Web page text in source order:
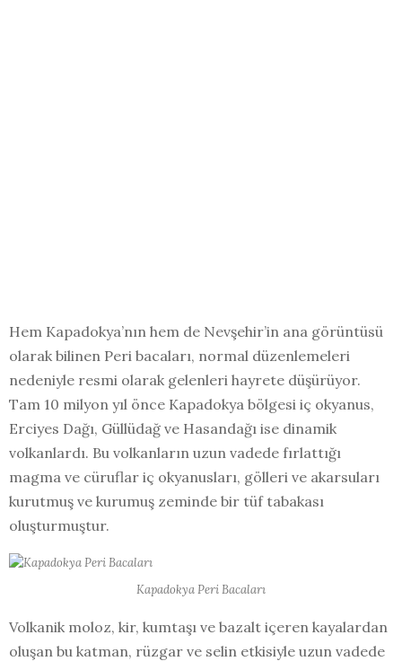
Hem Kapadokya’nın hem de Nevşehir’in ana görüntüsü
olarak bilinen Peri bacaları, normal düzenlemeleri
nedeniyle resmi olarak gelenleri hayrete düşürüyor.
Tam 10 milyon yıl önce Kapadokya bölgesi iç okyanus,
Erciyes Dağı, Güllüdağ ve Hasandağı ise dinamik
volkanlardı. Bu volkanların uzun vadede fırlattığı
magma ve cüruflar iç okyanusları, gölleri ve akarsuları
kurutmuş ve kurumuş zeminde bir tüf tabakası
oluşturmuştur.
Kapadokya Peri Bacaları
Volkanik moloz, kir, kumtaşı ve bazalt içeren kayalardan
oluşan bu katman, rüzgar ve selin etkisiyle uzun vadede